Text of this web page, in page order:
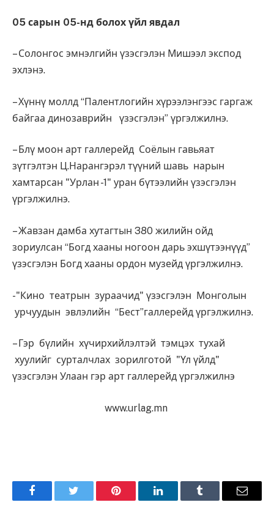
05 сарын 05-нд болох үйл явдал
– Солонгос эмнэлгийн үзэсгэлэн Мишээл экспод
эхлэнэ.
– Хүннү моллд “Палентлогийн хүрээлэнгээс гаргаж
байгаа динозаврийн үзэсгэлэн” үргэлжилнэ.
– Блү моон арт галлерейд Соёлын гавьяат
зүтгэлтэн Ц.Нарангэрэл түүний шавь нарын
хамтарсан "Урлан -1" уран бүтээлийн үзэсгэлэн
үргэлжилнэ.
– Жавзан дамба хутагтын 380 жилийн ойд
зориулсан “Богд хааны ногоон дарь эхшүтээнүүд”
үзэсгэлэн Богд хааны ордон музейд үргэлжилнэ.
-"Кино театрын зураачид" үзэсгэлэн Монголын
урчуудын эвлэлийн “Бест”галлерейд үргэлжилнэ.
– Гэр бүлийн хүчирхийлэлтэй тэмцэх тухай
хуулийг сурталчлах зорилготой "Үл үйлд"
үзэсгэлэн Улаан гэр арт галлерейд үргэлжилнэ
www.urlag.mn
FacebookTwitter Pinterest LinkedInTumblr Имэйл